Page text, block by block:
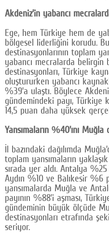
Akdeniz’in yabancı
Ege, hem Türkiye hem de
bölgesel liderliğini korudu.
destinasyonlarının toplam
yabancı mecralarda belirgin
destinasyonları, Türkiye
oluştururken yabancı
%39’a ulaştı. Böylece
gündemindeki payı, Türkiye
14,5 puan daha yüksek
Yansımaların %40’ını
İl bazındaki dağılımda
toplam yansımaların
sırada yer aldı. Antalya
Aydın %10 ve Balıkesir %6
yansımalarda Muğla ve
payının %88’i aşması,
gündeminin büyük ölçüde
destinasyonları etrafında
seriyor.